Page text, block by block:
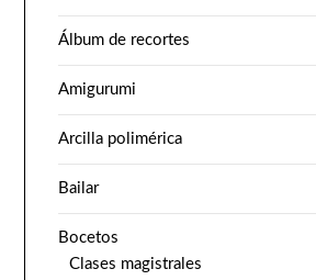
Álbum de recortes
Amigurumi
Arcilla polimérica
Bailar
Bocetos
Clases magistrales